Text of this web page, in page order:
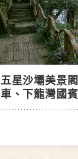
五星沙壩美景
車、下龍灣國